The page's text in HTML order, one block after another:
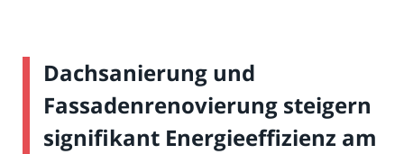
Dachsanierung und
Fassadenrenovierung steigern
signifikant Energieeffizienz am